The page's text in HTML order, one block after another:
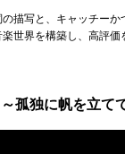
描写と、キャッチー
世界を構築し、高評価
孤独に帆を立て